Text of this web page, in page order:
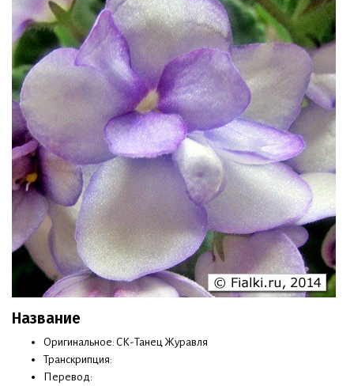
Название
Оригинальное: СК-Танец Журавля
Транскрипция:
Перевод: